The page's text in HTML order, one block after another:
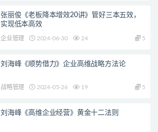
张丽俊《老板降本增效20讲》管好三本五效，
实现低本高效
企业管理 2024-06-30 24 5
刘海峰《顺势借力》企业高维战略方法论
战略管理 2024-05-26 19 5
刘海峰《高维企业经营》黄金十二法则